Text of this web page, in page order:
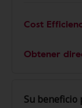
Cost
Obtener
Su beneficio